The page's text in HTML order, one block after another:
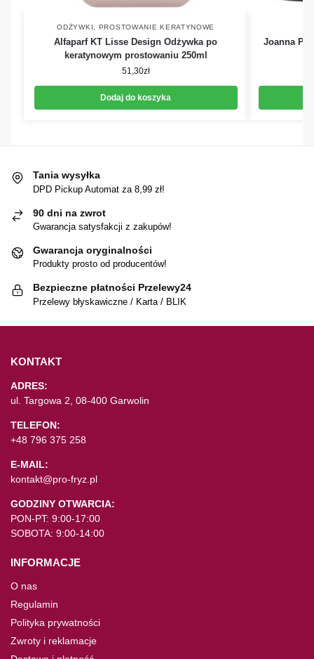
ODŻYWKI PROSTOWANIE KERATYNOWE
Alfaparf KT Lisse Design Odżywka po
keratynowym prostowaniu 250ml
51,30zł
Dodaj do koszyka
Joanna
Tania wysyłka
DPD Pickup Automat za 8,99 zł!
90 dni na zwrot
Gwarancja satysfakcji z zakupów!
Gwarancja oryginalności
Produkty prosto od producentów!
Bezpieczne płatności Przelewy24
Przelewy błyskawiczne / Karta / BLIK
KONTAKT
ADRES:
ul. Targowa 2, 08-400 Garwolin
TELEFON:
+48 796 375 258
E-MAIL:
kontakt@pro-fryz.pl
GODZINY OTWARCIA:
PON-PT: 9:00-17:00
SOBOTA: 9:00-14:00
INFORMACJE
O nas
Regulamin
Polityka prywatności
Zwroty i reklamacje